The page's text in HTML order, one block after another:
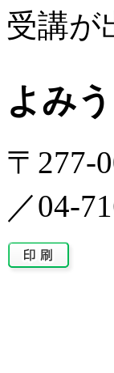
受講が
よみ
〒277-
／04-